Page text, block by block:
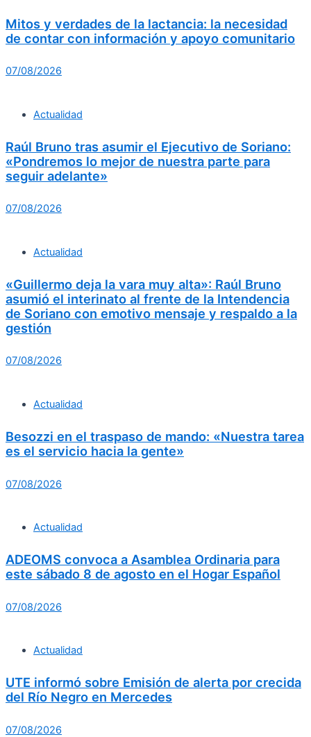
Mitos y verdades de la lactancia: la necesidad
de contar con información y apoyo comunitario
07/08/2026
Actualidad
Raúl Bruno tras asumir el Ejecutivo de Soriano:
«Pondremos lo mejor de nuestra parte para
seguir adelante»
07/08/2026
Actualidad
«Guillermo deja la vara muy alta»: Raúl Bruno
asumió el interinato al frente de la Intendencia
de Soriano con emotivo mensaje y respaldo a la
gestión
07/08/2026
Actualidad
Besozzi en el traspaso de mando: «Nuestra tarea
es el servicio hacia la gente»
07/08/2026
Actualidad
ADEOMS convoca a Asamblea Ordinaria para
este sábado 8 de agosto en el Hogar Español
07/08/2026
Actualidad
UTE informó sobre Emisión de alerta por crecida
del Río Negro en Mercedes
07/08/2026